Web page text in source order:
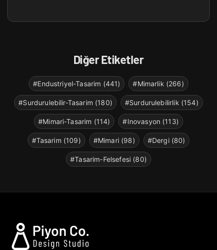
Diğer Etiketler
#Endustriyel-Tasarim (441) #Mimarlik (266)
#Surdurulebilir-Tasarim (180) #Surdurulebilirlik (154)
#Mimari-Tasarim (114) #Inovasyon (113)
#Tasarim (109) #Mimari (98) #Dergi (80)
#Tasarim-Felsefesi (80)